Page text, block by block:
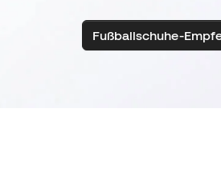
Fußballschuhe-